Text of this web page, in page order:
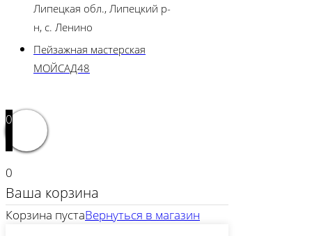
Липецкая обл., Липецкий р-
н, с. Ленино
Пейзажная мастерская
МОЙСАД48
0
0
Ваша корзина
Корзина пустаВернуться в магазин